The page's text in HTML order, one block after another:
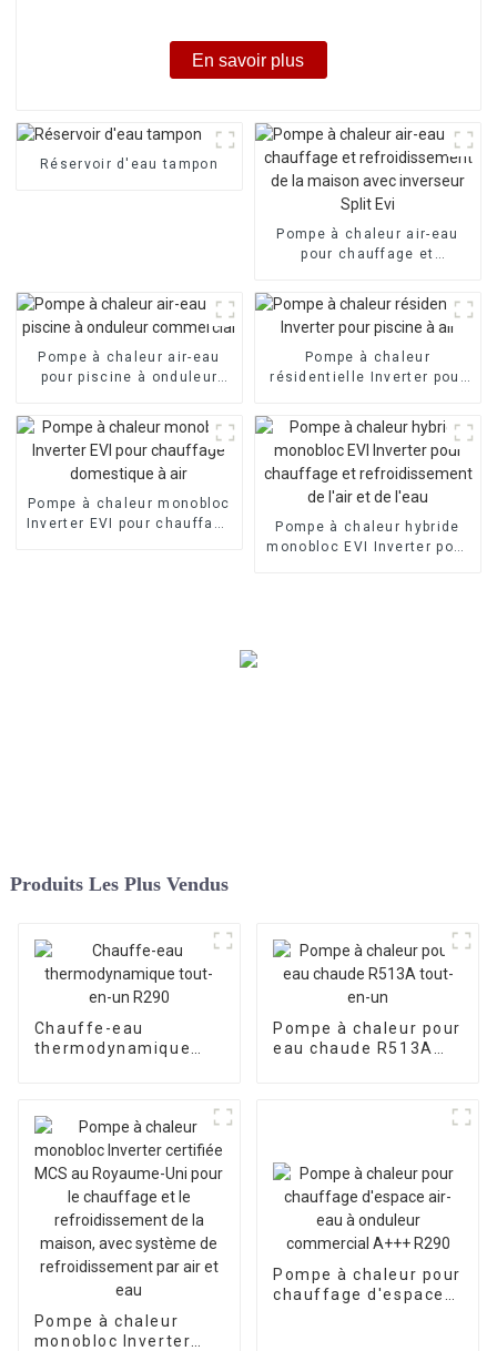
En savoir plus
Réservoir d'eau tampon
Pompe à chaleur air-eau
pour chauffage et
maison avec inverseur Split
Evi
Pompe à chaleur air-eau
pour piscine à onduleur
Pompe à chaleur
résidentielle Inverter pour
Pompe à chaleur monobloc
Inverter EVI pour chauffage
Pompe à chaleur hybride
monobloc EVI Inverter pour
Produits Les Plus Vendus
Chauffe-eau
thermodynamique
Pompe à chaleur pour
eau chaude R513A
Pompe à chaleur
monobloc Inverter
Pompe à chaleur pour
chauffage d'espace